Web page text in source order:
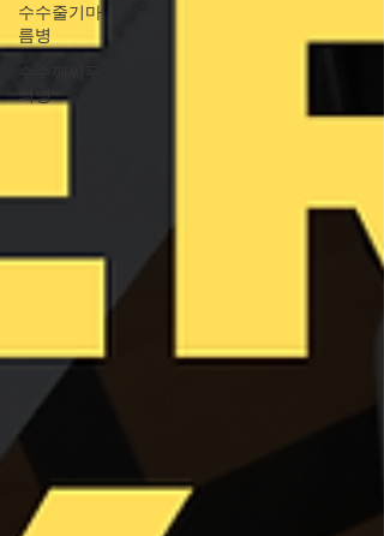
수수줄기마
름병
늬병